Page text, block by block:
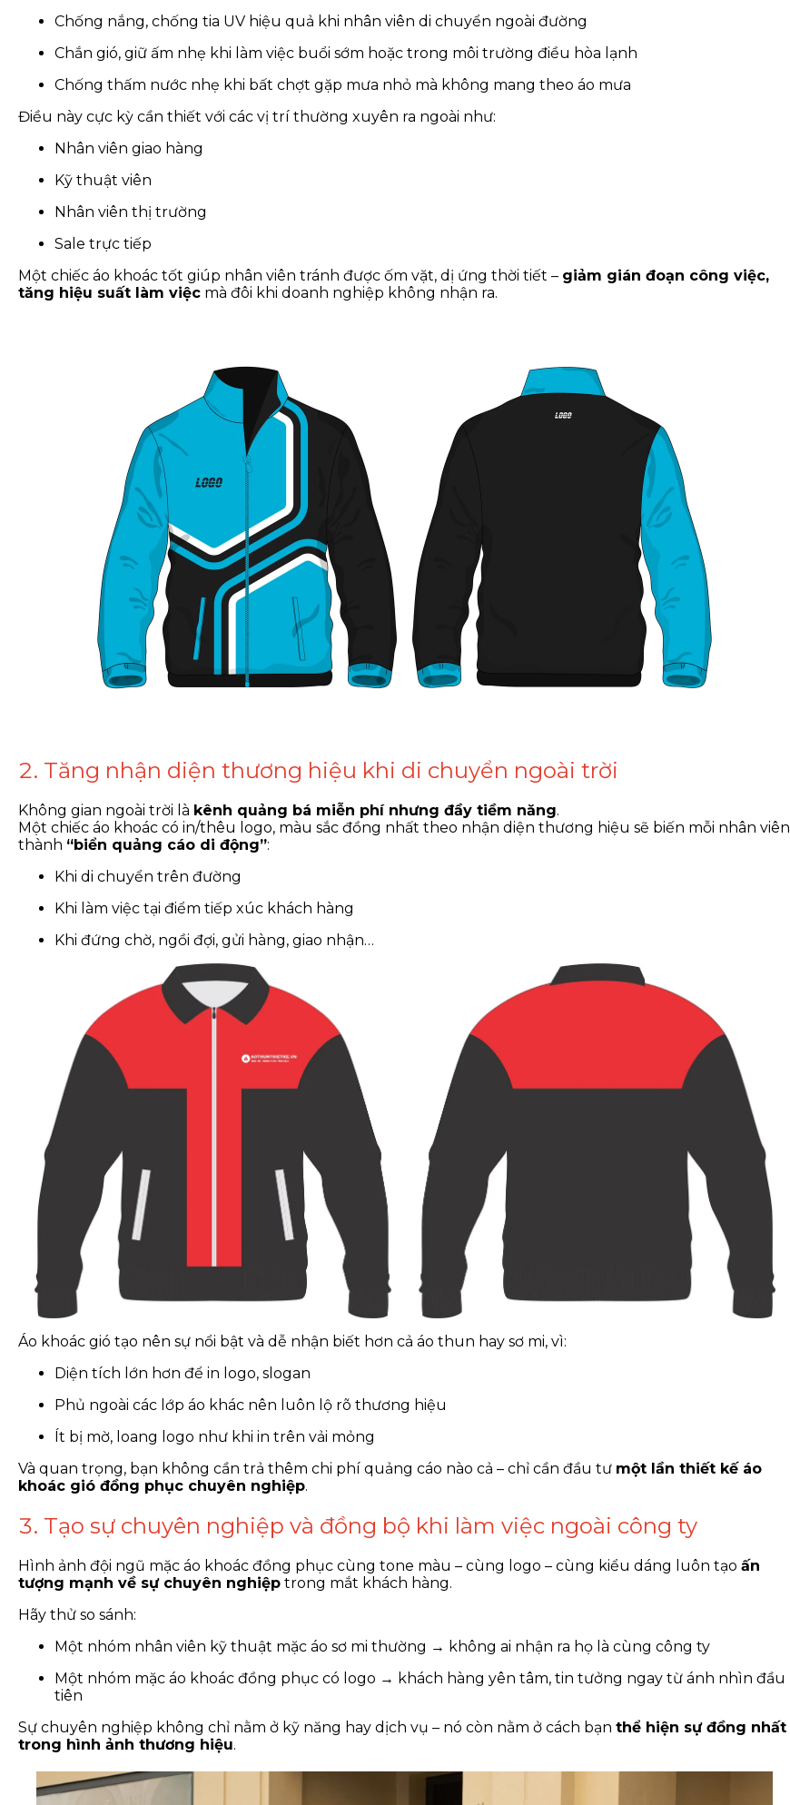
Chống nắng, chống tia UV hiệu quả khi nhân viên di chuyển ngoài đường
Chắn gió, giữ ấm nhẹ khi làm việc buổi sớm hoặc trong môi trường điều hòa lạnh
Chống thấm nước nhẹ khi bất chợt gặp mưa nhỏ mà không mang theo áo mưa
Điều này cực kỳ cần thiết với các vị trí thường xuyên ra ngoài như:
Nhân viên giao hàng
Kỹ thuật viên
Nhân viên thị trường
Sale trực tiếp
Một chiếc áo khoác tốt giúp nhân viên tránh được ốm vặt, dị ứng thời tiết – giảm gián đoạn công việc,
tăng hiệu suất làm việc mà đôi khi doanh nghiệp không nhận ra.
2. Tăng nhận diện thương hiệu khi di chuyển ngoài trời
Không gian ngoài trời là kênh quảng bá miễn phí nhưng đầy tiềm năng.
Một chiếc áo khoác có in/thêu logo, màu sắc đồng nhất theo nhận diện thương hiệu sẽ biến mỗi nhân viên
thành “biển quảng cáo di động”:
Khi di chuyển trên đường
Khi làm việc tại điểm tiếp xúc khách hàng
Khi đứng chờ, ngồi đợi, gửi hàng, giao nhận…
Áo khoác gió tạo nên sự nổi bật và dễ nhận biết hơn cả áo thun hay sơ mi, vì:
Diện tích lớn hơn để in logo, slogan
Phủ ngoài các lớp áo khác nên luôn lộ rõ thương hiệu
Ít bị mờ, loang logo như khi in trên vải mỏng
Và quan trọng, bạn không cần trả thêm chi phí quảng cáo nào cả – chỉ cần đầu tư một lần thiết kế áo
khoác gió đồng phục chuyên nghiệp.
3. Tạo sự chuyên nghiệp và đồng bộ khi làm việc ngoài công ty
Hình ảnh đội ngũ mặc áo khoác đồng phục cùng tone màu – cùng logo – cùng kiểu dáng luôn tạo ấn
tượng mạnh về sự chuyên nghiệp trong mắt khách hàng.
Hãy thử so sánh:
Một nhóm nhân viên kỹ thuật mặc áo sơ mi thường → không ai nhận ra họ là cùng công ty
Một nhóm mặc áo khoác đồng phục có logo → khách hàng yên tâm, tin tưởng ngay từ ánh nhìn đầu
tiên
Sự chuyên nghiệp không chỉ nằm ở kỹ năng hay dịch vụ – nó còn nằm ở cách bạn thể hiện sự đồng nhất
trong hình ảnh thương hiệu.